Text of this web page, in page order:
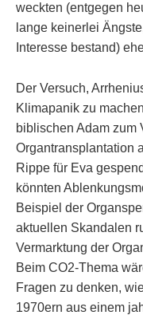
weckten (entgegen
lange keinerlei
Interesse bestand)
Der Versuch,
Klimapanik zu
biblischen Adam zum
Organtransplantation
Rippe für Eva
könnten
Beispiel der
aktuellen Skandalen
Vermarktung der
Beim CO2-Thema
Fragen zu denken,
1970ern aus einem